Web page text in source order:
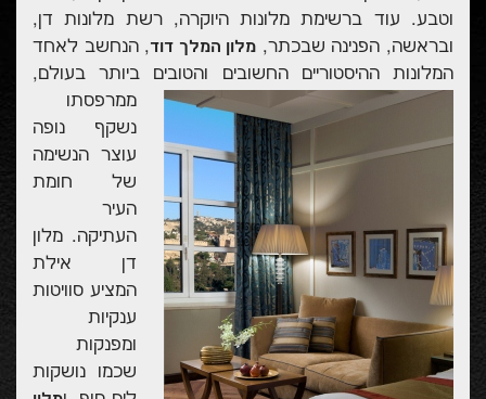
וטבע. עוד ברשימת מלונות היוקרה, רשת מלונות דן,
ובראשה, הפנינה שבכתר, מלון המלך דוד, הנחשב לאחד
המלונות ההיסטוריים החשובים והטובים ביותר בעולם,
ממרפסתו
נשקף נופה
עוצר הנשימה
של חומת
העיר
העתיקה. מלון
דן אילת
המציע סוויטות
ענקיות
ומפנקות
שכמו נושקות